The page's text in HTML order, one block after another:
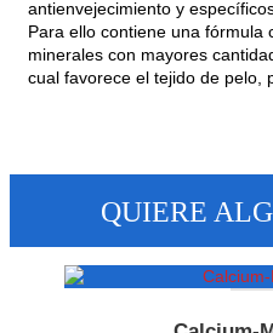
antienvejecimiento y
Para ello contiene una fórmula
minerales con mayores
cual favorece el tejido de pelo,
QUIERE